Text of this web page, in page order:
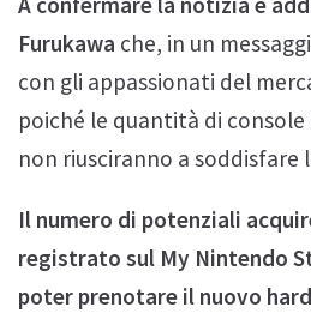
Furukawa che, in un
con gli appassionati del
poiché le quantità di
non riusciranno a soddisfare
Il numero di potenziali
registrato sul My Nintendo
poter prenotare il nuovo